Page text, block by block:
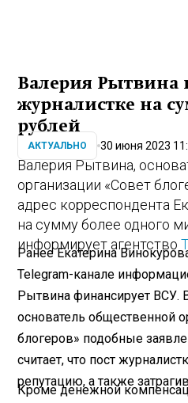
Валерия Рытвина
журналистке на
рублей
АКТУАЛЬНО 30 июня 2023
Валерия Рытвина,
организации «Совет
адрес корреспондента
на сумму более одного
информирует агентство
Ранее Екатерина
Telegram-канале
Рытвина финансирует ВСУ.
основатель общественной
блогеров» подобные
считает, что пост
репутацию, а также
Кроме денежной